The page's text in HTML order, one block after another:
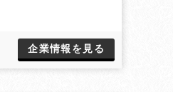
企業情報を見る